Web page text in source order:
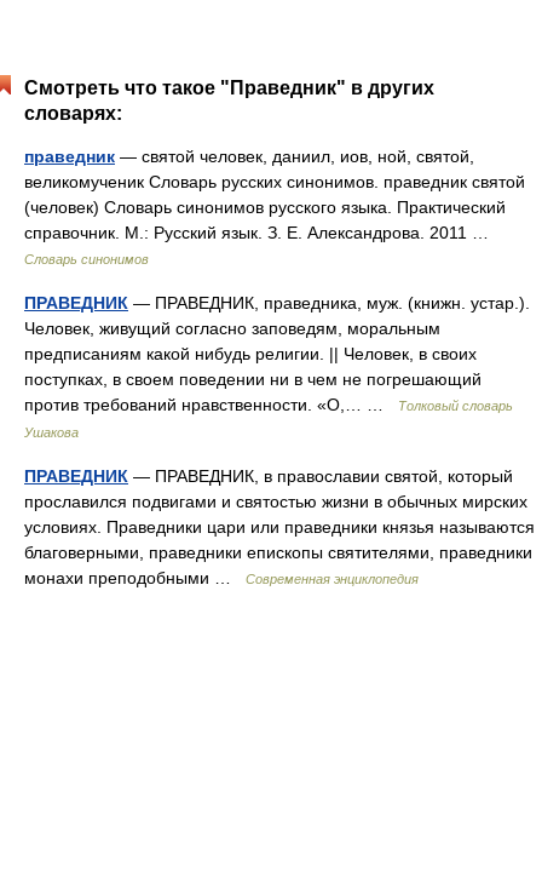
Смотреть что такое "Праведник" в других
словарях:
праведник — святой человек, даниил, иов, ной, святой,
великомученик Словарь русских синонимов. праведник святой
(человек) Словарь синонимов русского языка. Практический
справочник. М.: Русский язык. З. Е. Александрова. 2011 …
Словарь синонимов
ПРАВЕДНИК — ПРАВЕДНИК, праведника, муж. (книжн. устар.).
Человек, живущий согласно заповедям, моральным
предписаниям какой нибудь религии. || Человек, в своих
поступках, в своем поведении ни в чем не погрешающий
против требований нравственности. «О,… …
Толковый словарь
Ушакова
ПРАВЕДНИК — ПРАВЕДНИК, в православии святой, который
прославился подвигами и святостью жизни в обычных мирских
условиях. Праведники цари или праведники князья называются
благоверными, праведники епископы святителями, праведники
монахи преподобными …
Современная энциклопедия